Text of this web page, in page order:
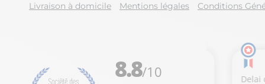
Livraison à domicile Mentions légales Conditions